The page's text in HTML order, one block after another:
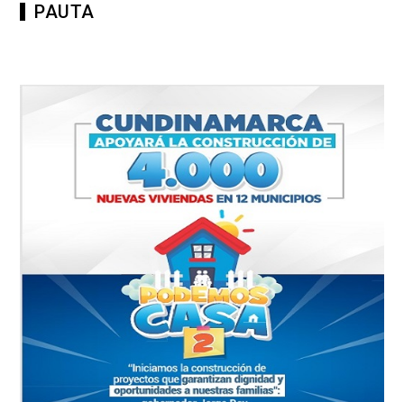
PAUTA